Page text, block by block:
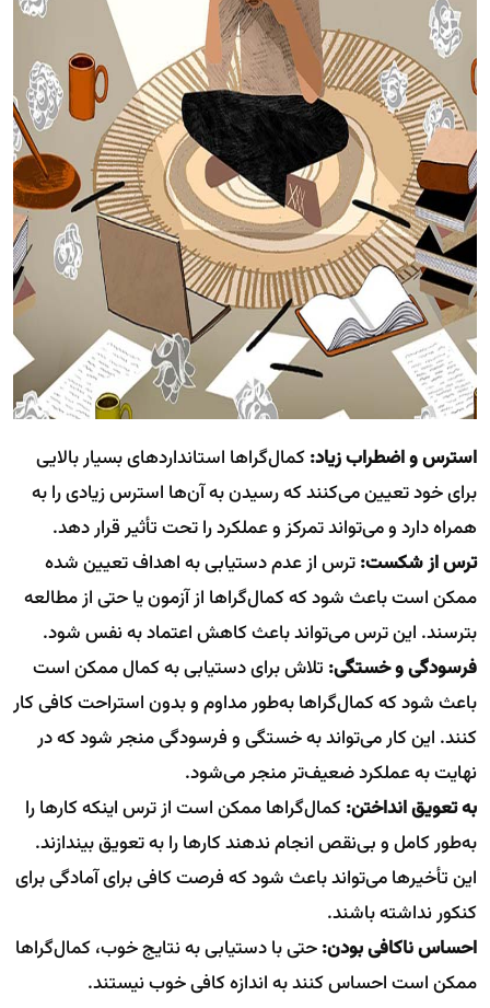
استرس و اضطراب زیاد:کمال‌گراها استانداردهای بسیار بالایی
برای خود تعیین می‌کنند که رسیدن به آن‌ها استرس زیادی را به
همراه دارد و می‌تواند تمرکز و عملکرد را تحت تأثیر قرار دهد.
ترس از شکست:ترس از عدم دستیابی به اهداف تعیین شده
ممکن است باعث شود که کمال‌گراها از آزمون یا حتی از مطالعه
بترسند. این ترس می‌تواند باعث کاهش اعتماد به نفس شود.
فرسودگی و خستگی: تلاش برای دستیابی به کمال ممکن است
باعث شود که کمال‌گراها به‌طور مداوم و بدون استراحت کافی کار
کنند. این کار می‌تواند به خستگی و فرسودگی منجر شود که در
نهایت به عملکرد ضعیف‌تر منجر می‌شود.
به تعویق انداختن:کمال‌گراها ممکن است از ترس اینکه کارها را
به‌طور کامل و بی‌نقص انجام ندهند کارها را به تعویق بیندازند.
این تأخیرها می‌تواند باعث شود که فرصت کافی برای آمادگی برای
کنکور نداشته باشند.
احساس ناکافی بودن:حتی با دستیابی به نتایج خوب، کمال‌گراها
ممکن است احساس کنند به اندازه کافی خوب نیستند.